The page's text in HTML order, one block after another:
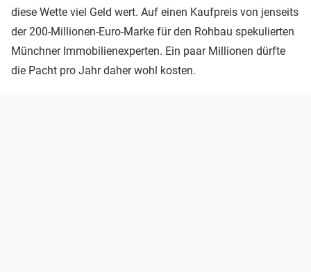
diese Wette viel Geld wert. Auf einen Kaufpreis von jenseits
der 200-Millionen-Euro-Marke für den Rohbau spekulierten
Münchner Immobilienexperten. Ein paar Millionen dürfte
die Pacht pro Jahr daher wohl kosten.